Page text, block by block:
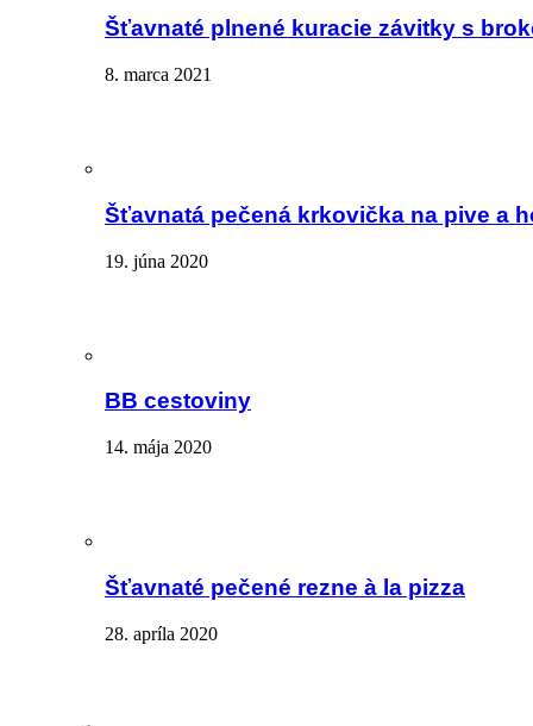
Šťavnaté plnené kuracie závitky s
8. marca 2021
Šťavnatá pečená krkovička na pive a
19. júna 2020
BB cestoviny
14. mája 2020
Šťavnaté pečené rezne à la pizza
28. apríla 2020